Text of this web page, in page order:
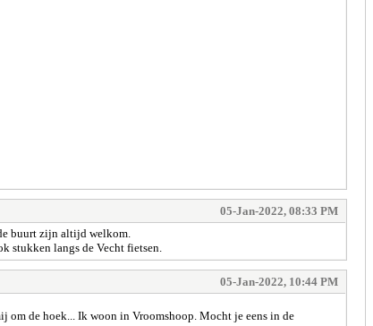
05-Jan-2022, 08:33 PM
buurt zijn altijd welkom.
stukken langs de Vecht fietsen.
05-Jan-2022, 10:44 PM
om de hoek... Ik woon in Vroomshoop. Mocht je eens in de